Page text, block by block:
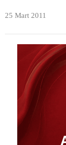
25 Mart 2011